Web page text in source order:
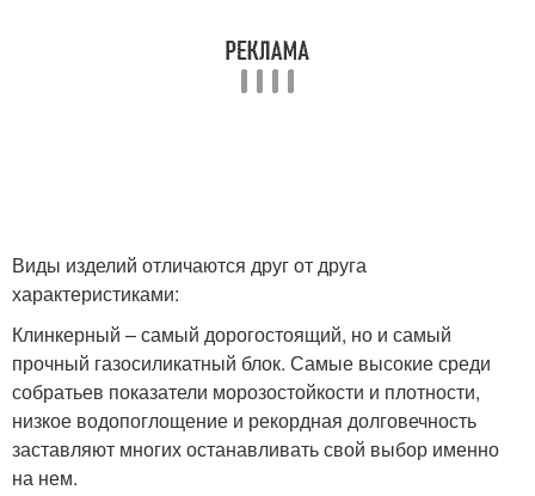
Виды изделий отличаются друг от друга
характеристиками:
Клинкерный – самый дорогостоящий, но и самый
прочный газосиликатный блок. Самые высокие среди
собратьев показатели морозостойкости и плотности,
низкое водопоглощение и рекордная долговечность
заставляют многих останавливать свой выбор именно
на нем.